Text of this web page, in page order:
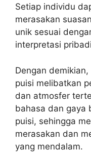
Setiap individu
merasakan
unik sesuai
interpretasi
Dengan
puisi melibatkan
dan atmosfer
bahasa dan gaya
puisi, sehingga
merasakan dan
yang mendalam.